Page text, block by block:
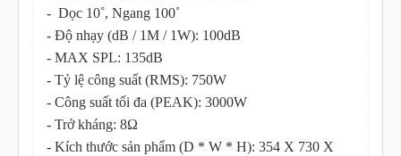
- Dọc 10˚, Ngang 100˚
- Độ nhạy (dB / 1M / 1W): 100dB
- MAX SPL: 135dB
- Tỷ lệ công suất (RMS): 750W
- Công suất tối đa (PEAK): 3000W
- Trở kháng: 8Ω
- Kích thước sản phẩm (D * W * H): 354 X 730 X